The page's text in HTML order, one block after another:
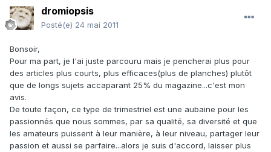
dromiopsis
Posté(e) 24 mai 2011
Bonsoir,
Pour ma part, je l'ai juste parcouru mais je pencherai plus pour
des articles plus courts, plus efficaces(plus de planches) plutôt
que de longs sujets accaparant 25% du magazine...c'est mon
avis.
De toute façon, ce type de trimestriel est une aubaine pour les
passionnés que nous sommes, par sa qualité, sa diversité et que
les amateurs puissent à leur manière, à leur niveau, partager leur
passion et aussi se parfaire...alors je suis d'accord, laisser plus